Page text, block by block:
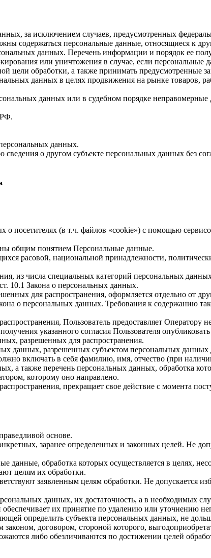
за исключением случаев, предусмотренных
содержаться персональные данные, относящиеся к
данных. Перечень информации и порядок ее
или уничтожения в случае, если
цели обработки, а также принимать предусмотренные
данных в целях продвижения на рынке товаров,
данных или в судебном порядке неправомерные
РФ.
данных.
о другом субъекте персональных данных без
о посетителях (в т.ч. файлов «cookie») с помощью
общим понятием Персональные данные.
расовой, национальной принадлежности,
из числа специальных категорий персональных
10.1 Закона о персональных данных.
для распространения, оформляется отдельно от
о персональных данных. Требования к содержанию
Пользователь предоставляет Оператору
указанного согласия Пользователя
разрешенных для распространения.
данных, разрешенных субъектом персональных
включать в себя фамилию, имя, отчество (при
а также перечень персональных данных, обработка
которому оно направлено.
прекращает свое действие с момента
основе.
заранее определенных и законных целей. Не
данные, обработка которых осуществляется в целях,
целям их обработки.
заявленным целям обработки. Не допускается
данных, их достаточность, а в необходимых
их принятие по удалению или уточнению
определить субъекта персональных данных, не
договором, стороной которого,
либо обезличиваются по достижении целей